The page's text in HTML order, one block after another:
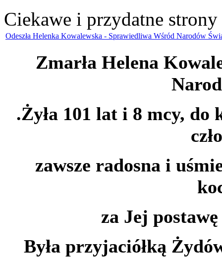
Ciekawe i przydatne
Odeszła Helenka Kowalewska - Sprawiedliwa Wśród Narodów
Zmarła Helena
.Żyła 101 lat i 8 mcy, do
zawsze radosna i
za Jej
Była przyjaciółką